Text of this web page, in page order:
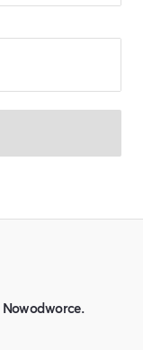
Nowodworce.